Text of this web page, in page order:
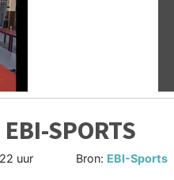
SPORTS
uur Bron: EBI-Sports